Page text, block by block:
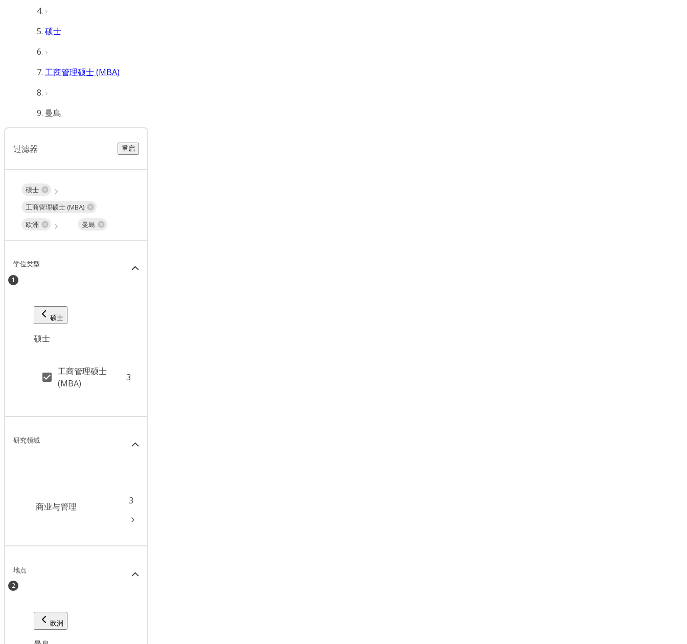
硕士
工商管理硕士 (MBA)
曼島
过滤器 重启
硕士
工商管理硕士 (MBA)
欧洲
曼島
学位类型
1
硕士
硕士
工商管理硕士
(MBA)
3
研究领域
商业与管理
3
地点
2
欧洲